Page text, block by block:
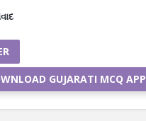
GUJARATI MCQ APP